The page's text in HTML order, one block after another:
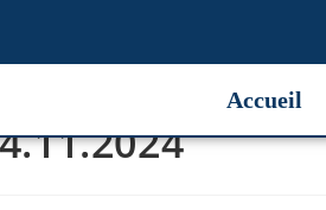
Accueil
EI 2024 :